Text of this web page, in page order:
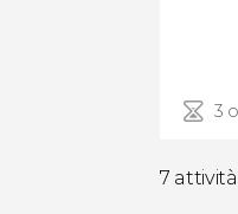
3
7 attività